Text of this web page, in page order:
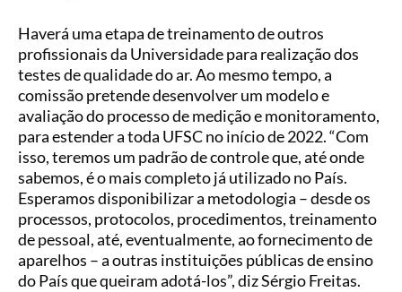
Haverá uma etapa de treinamento de outros
profissionais da Universidade para realização dos
testes de qualidade do ar. Ao mesmo tempo, a
comissão pretende desenvolver um modelo e
avaliação do processo de medição e monitoramento,
para estender a toda UFSC no início de 2022. “Com
isso, teremos um padrão de controle que, até onde
sabemos, é o mais completo já utilizado no País.
Esperamos disponibilizar a metodologia – desde os
processos, protocolos, procedimentos, treinamento
de pessoal, até, eventualmente, ao fornecimento de
aparelhos – a outras instituições públicas de ensino
do País que queiram adotá-los”, diz Sérgio Freitas.